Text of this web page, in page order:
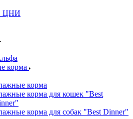
ЦНИ
корма
корма
корма для кошек "Best
корма для собак "Best Dinner"